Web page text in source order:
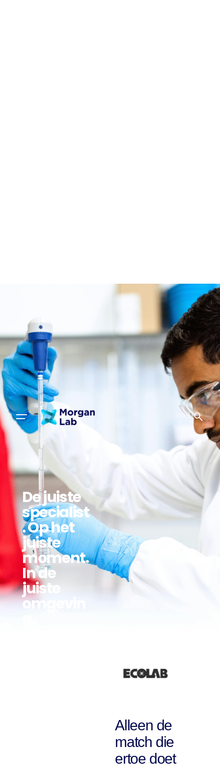
De juiste
specialist
. Op het
juiste
moment.
In de
juiste
omgevin
Alleen de
match die
ertoe doet